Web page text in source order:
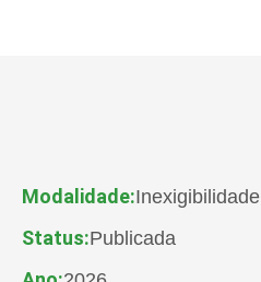
Modalidade:Inexigibilidade
Status:Publicada